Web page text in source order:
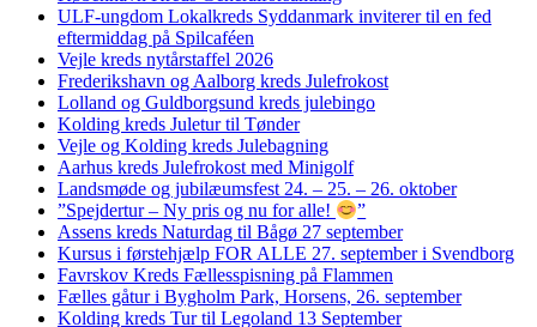
ULF-ungdom Lokalkreds Syddanmark inviterer til en fed
eftermiddag på Spilcaféen
Vejle kreds nytårstaffel 2026
Frederikshavn og Aalborg kreds Julefrokost
Lolland og Guldborgsund kreds julebingo
Kolding kreds Juletur til Tønder
Vejle og Kolding kreds Julebagning
Aarhus kreds Julefrokost med Minigolf
Landsmøde og jubilæumsfest 24. – 25. – 26. oktober
”Spejdertur – Ny pris og nu for alle!
”
Assens kreds Naturdag til Bågø 27 september
Kursus i førstehjælp FOR ALLE 27. september i Svendborg
Favrskov Kreds Fællesspisning på Flammen
Fælles gåtur i Bygholm Park, Horsens, 26. september
Kolding kreds Tur til Legoland 13 September